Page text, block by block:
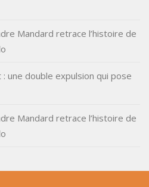
Mandard retrace l’histoire de
: une double expulsion qui pose
Mandard retrace l’histoire de